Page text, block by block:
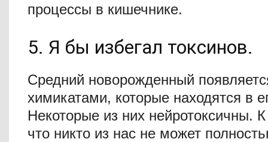
процессы в кишечнике.
5. Я бы избегал токсинов.
Средний новорожденный
химикатами, которые находятся в
Некоторые из них нейротоксичны.
что никто из нас не может